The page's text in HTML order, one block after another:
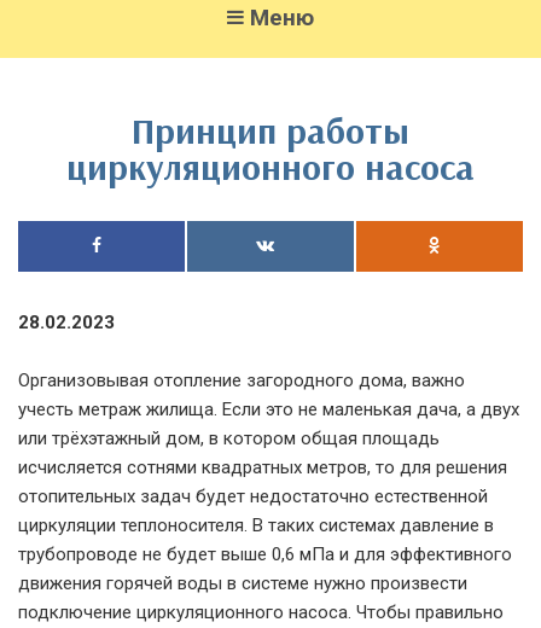
Меню
Принцип работы
циркуляционного насоса
28.02.2023
Организовывая отопление загородного дома, важно
учесть метраж жилища. Если это не маленькая дача, а двух
или трёхэтажный дом, в котором общая площадь
исчисляется сотнями квадратных метров, то для решения
отопительных задач будет недостаточно естественной
циркуляции теплоносителя. В таких системах давление в
трубопроводе не будет выше 0,6 мПа и для эффективного
движения горячей воды в системе нужно произвести
подключение циркуляционного насоса. Чтобы правильно